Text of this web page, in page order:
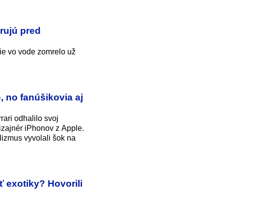
pred
vo vode zomrelo už
no fanúšikovia aj
odhalilo svoj
iPhonov z Apple.
vyvolali šok na
exotiky? Hovorili